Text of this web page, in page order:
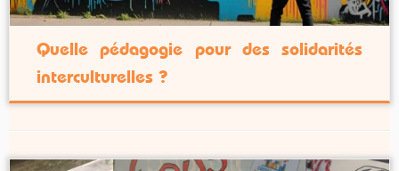
Quelle pédagogie pour des solidarités
interculturelles ?